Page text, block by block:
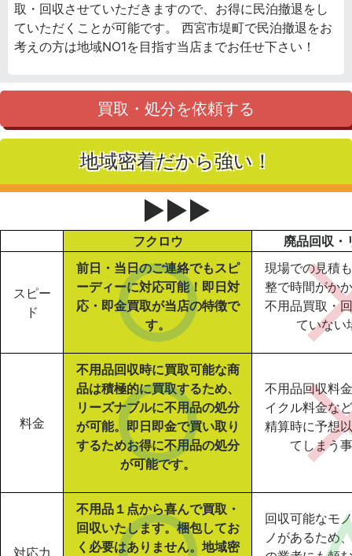
取・回収させていただきますので、お得に民泊撤退をし
ていただくことが可能です。 西宮市堤町で民泊撤退をお
考えの方は地域NO1を目指す当店までお任せ下さい！
買取・処分を依頼する
地域密着だから強い！
▶▶▶
フクロウ 廃品回収・
スピー
ド
前日・当日のご連絡でもスピ
ーディーに対応可能！即日対
応・即金買取が当店の特徴で
す。
現場での見積
整で時間がか
不用品買取・
ていない
料金
不用品回収時に買取可能な商
品は積極的に買取するため、
リーズナブルに不用品の処分
が可能。即日即金で買い取り
するためお得に不用品の処分
が可能です。
不用品回収料
イクル料金な
精算時に予想
てしまう
不用品１点から喜んで買取・
回収いたします。梱包してお
く必要はありません。地域密
回収可能なモ
ノがあるため